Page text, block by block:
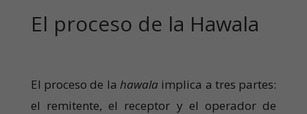
El proceso de la Hawala
El proceso de la hawala implica a tres partes:
el remitente, el receptor y el operador de